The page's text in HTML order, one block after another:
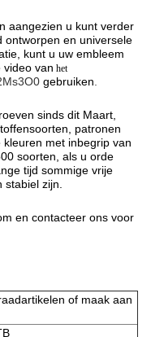
aangezien u kunt verder
ontworpen en universele
kunt u uw embleem
video van het
gebruiken
sinds dit Maart,
patronen
met inbegrip van
soorten, als u orde
tijd sommige vrije
zijn.
en contacteer ons voor
of maak aan